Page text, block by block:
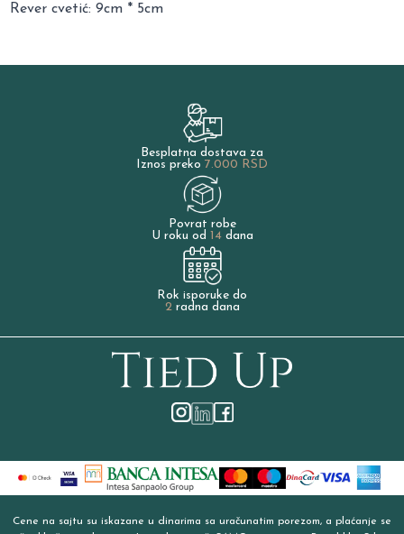
Rever cvetić: 9cm * 5cm
Besplatna dostava za
Iznos preko 7.000 RSD
Povrat robe
U roku od 14dana
Rok isporuke do
2radna dana
Cene na sajtu su iskazane u dinarima sa uračunatim porezom, a plaćanje se